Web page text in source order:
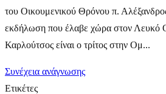
του Οικουμενικού Θρόνου π.
εκδήλωση που έλαβε χώρα στον Λευκό
Καρλούτσος είναι ο τρίτος στην Ομ...
Συνέχεια ανάγνωσης
Ετικέτες